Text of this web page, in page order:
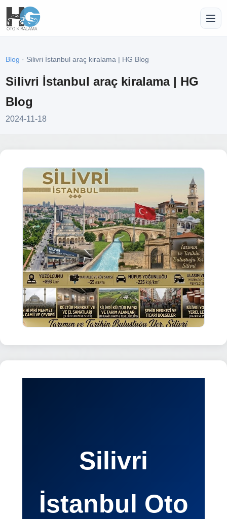
Blog · Silivri İstanbul araç kiralama | HG Blog
Silivri İstanbul araç kiralama | HG
Blog
2024-11-18
Silivri
İstanbul Oto